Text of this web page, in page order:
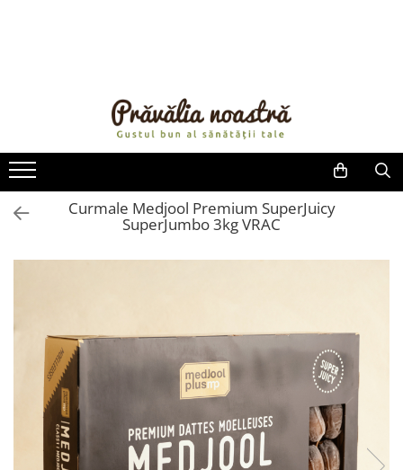
ULEIURI ȘI UNTURI
MĂSLINE
NUCI ȘI SEMINȚE
FRUCTE DESHIDRATATE
FĂINĂ FĂRĂ GLUTEN
BĂUTURI / LAPTE VEGETAL
OREZ ȘI CEREALE
PASTE
CREME ȘI PASTE TARTINABILE
CONDIMENTE
Curmale Medjool Premium SuperJuicy
SuperJumbo 3kg VRAC